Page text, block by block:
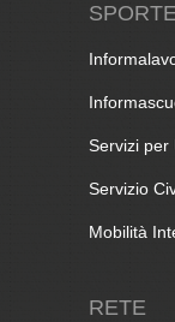
Servizi per
Servizio
Mobilità
RETE